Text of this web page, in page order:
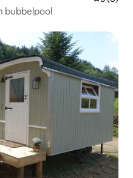
bubbelpool